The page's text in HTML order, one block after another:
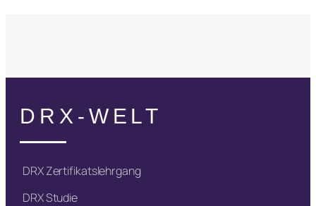
DRX-WELT
DRX Zertifikatslehrgang
DRX Studie